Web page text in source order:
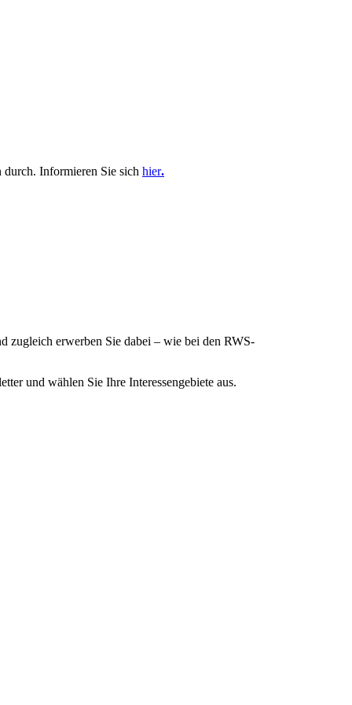
durch. Informieren Sie sich hier.
zugleich erwerben Sie dabei – wie bei den RWS-
und wählen Sie Ihre Interessengebiete aus.